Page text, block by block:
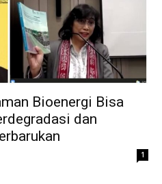
Bioenergi Bisa
dan
1